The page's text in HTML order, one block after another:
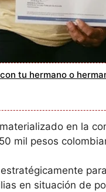
tu hermano o
en la
mil pesos
en situación de